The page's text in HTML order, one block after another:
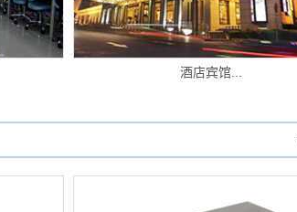
酒店宾馆...